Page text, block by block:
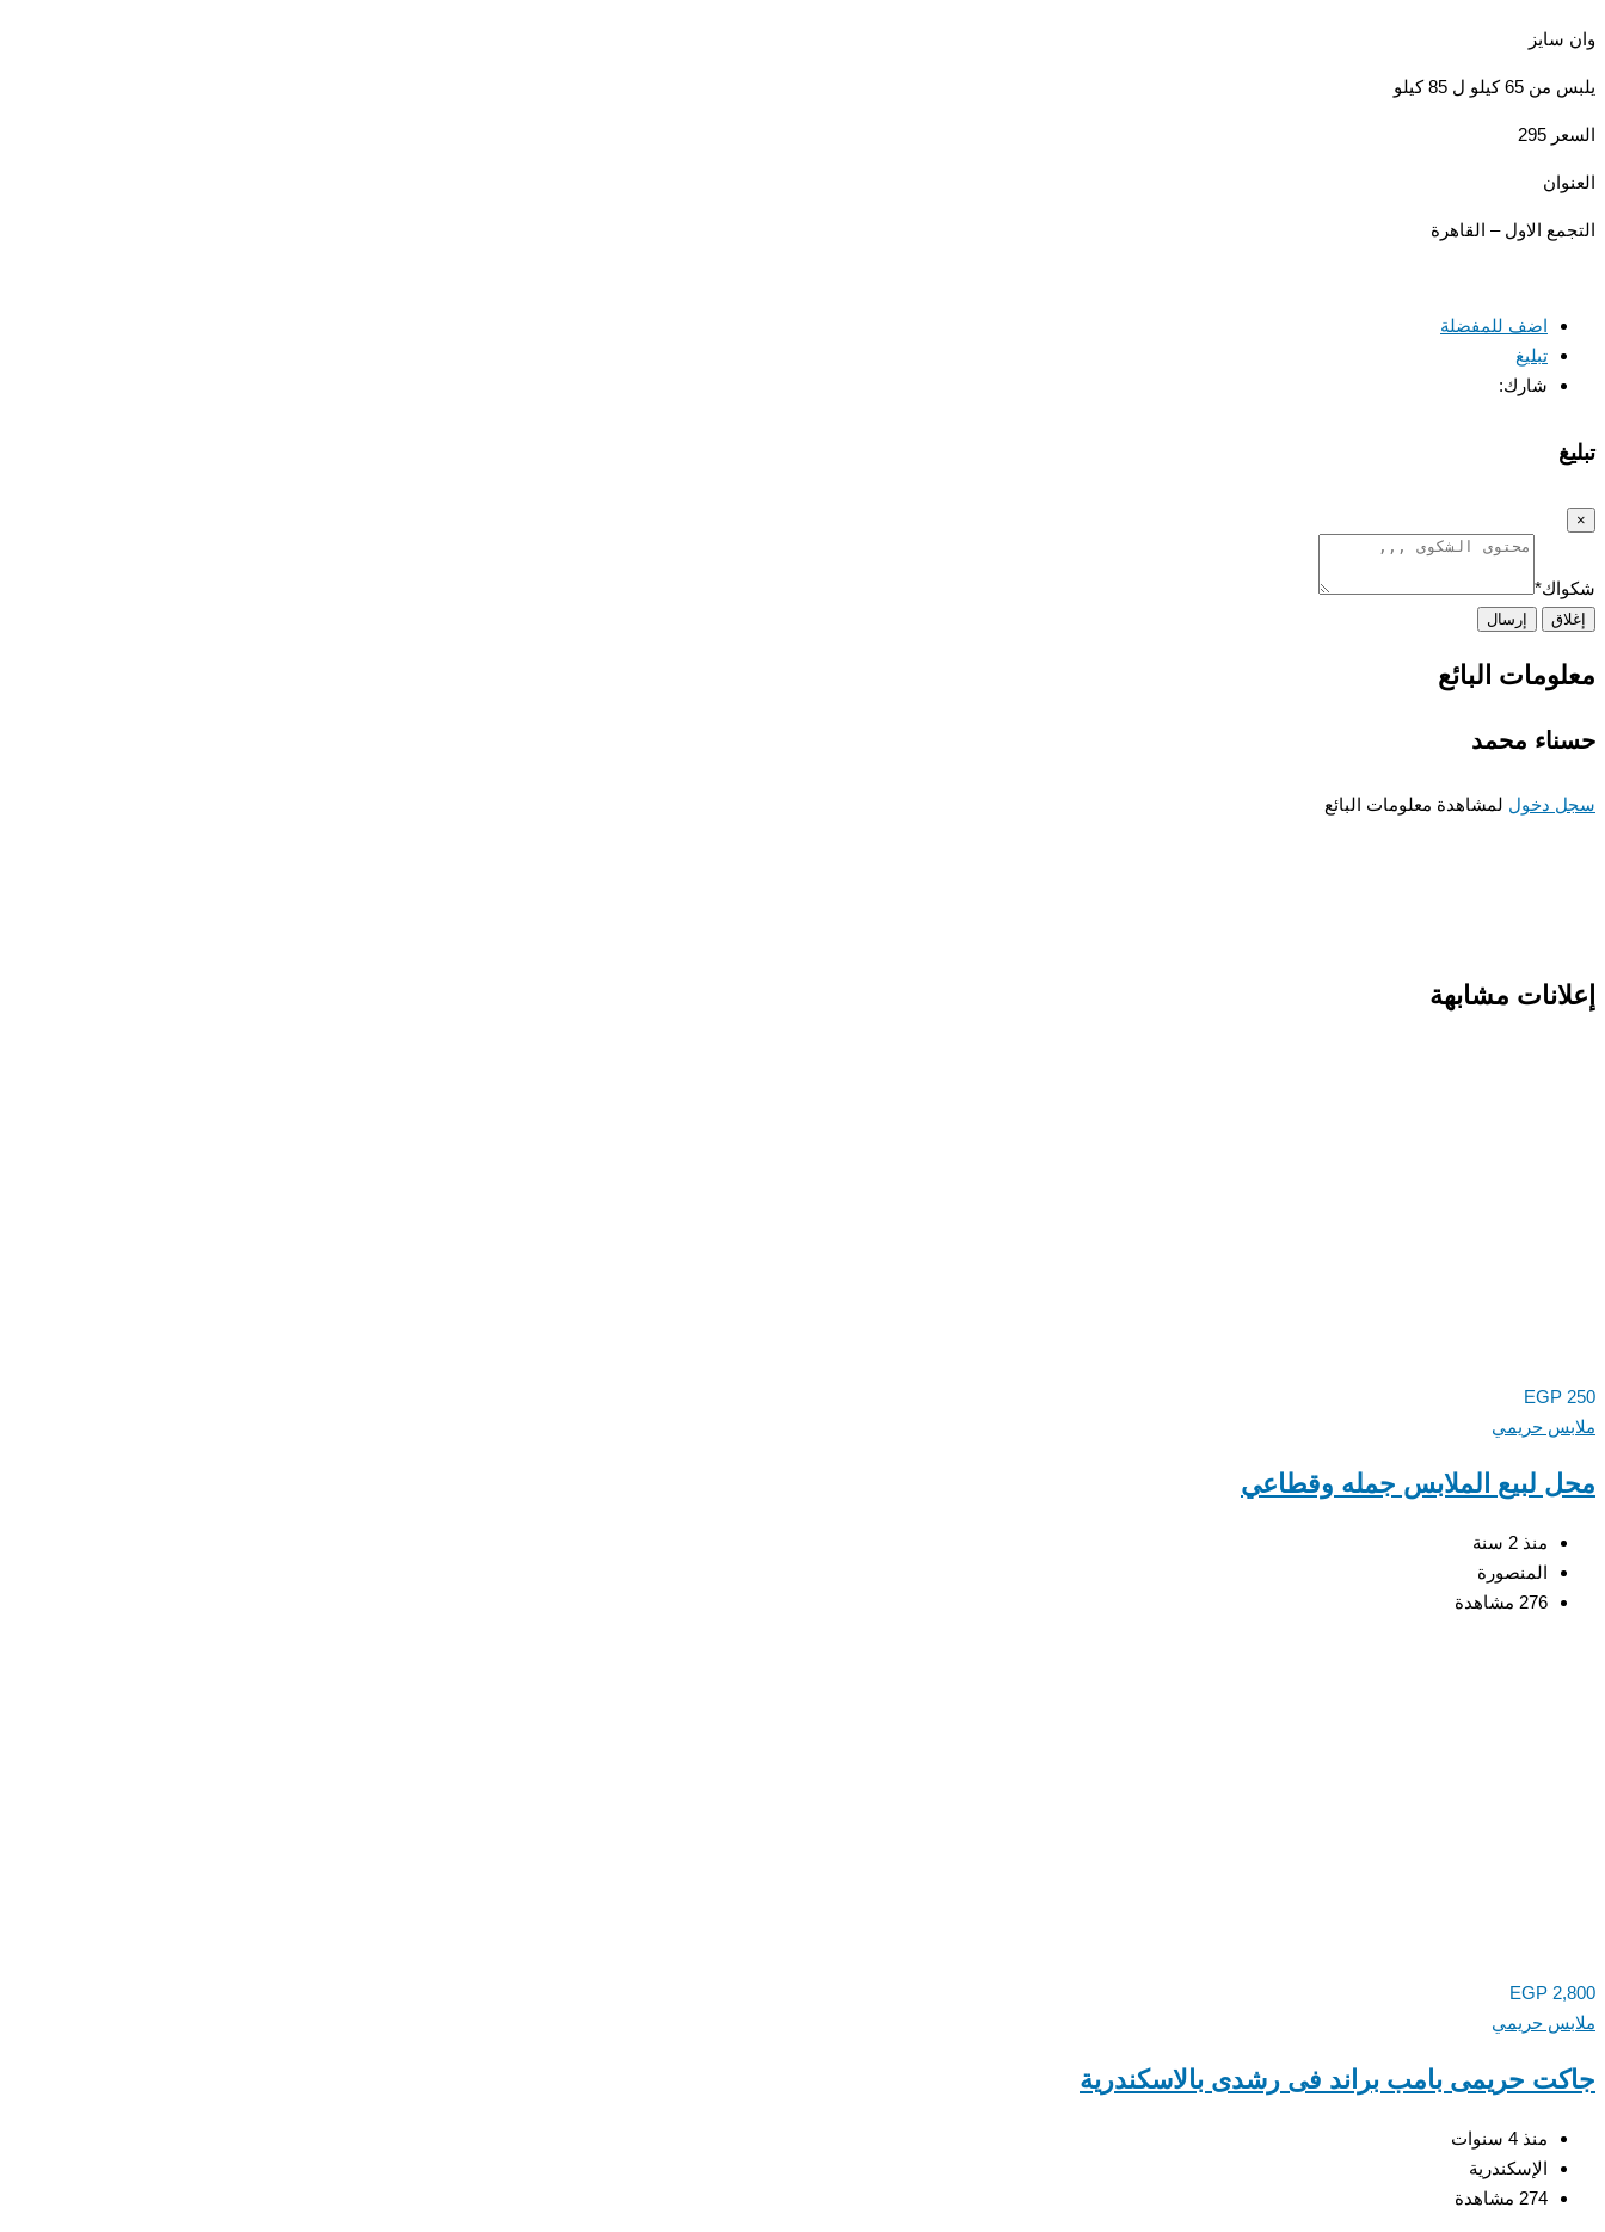
وان سايز
يلبس من 65 كيلو ل 85 كيلو
السعر 295
العنوان
التجمع الاول – القاهرة
اضف للمفضلة
تبليغ
شارك:
تبليغ
×
شكواك*
إغلاق إرسال
معلومات البائع
حسناء محمد
سجل دخول لمشاهدة معلومات البائع
إعلانات مشابهة
EGP 250
ملابس حريمي
محل لبيع الملابس جمله وقطاعي
منذ 2 سنة
المنصورة
276 مشاهدة
EGP 2,800
ملابس حريمي
جاكت حريمى بامب براند فى رشدى بالاسكندرية
منذ 4 سنوات
الإسكندرية
274 مشاهدة